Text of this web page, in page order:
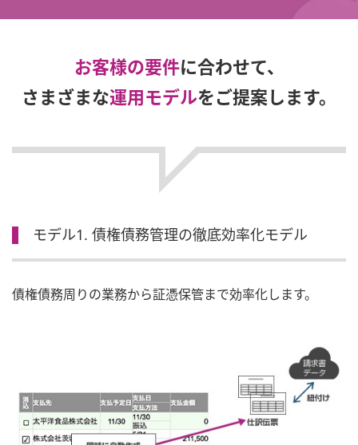
お客様の要件に合わせて、
さまざまな運用モデルをご提案します。
モデル1. 債権債務管理の徹底効率化モデル
債権債務周りの業務から証憑保管まで効率化します。